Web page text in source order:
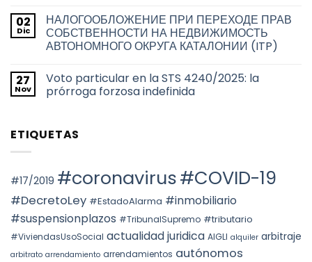
en
la
ciudad
de
Barcelona
de
los
títulos
habilitantes
de
uso
turístico
en
comentarios
en
TAX
RESIDENCE
2026
TAX
YEAR:
EVALUATION
THE
SUBSTANCE
OVER
UNDER
DOCTRINE,
02
Dic
НАЛОГООБЛОЖЕНИЕ ПРИ ПЕРЕХОДЕ ПРАВ
СОБСТВЕННОСТИ НА НЕДВИЖИМОСТЬ
АВТОНОМНОГО ОКРУГА КАТАЛОНИИ (ITP)
comentarios
en
НАЛОГООБЛОЖЕНИЕ
СОБСТВЕННОСТИ
НА
КАТАЛОНИИ
(ITP)
27
Nov
Voto particular en la STS 4240/2025: la
prórroga forzosa indefinida
en
Voto
STS
4240/2025:
prórroga
forzosa
indefinida
ETIQUETAS
#17/2019 #coronavirus#COVID-19
#DecretoLey #EstadoAlarma #inmobiliario
#suspensionplazos #TribunalSupremo #tributario
#ViviendasUsoSocial actualidad juridica AIGLI alquiler arbitraje
arbitrato arrendamiento arrendamientos autónomos